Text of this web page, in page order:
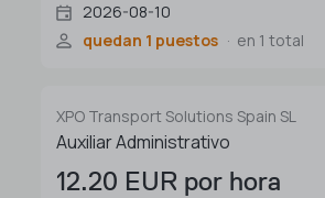
2026-08-10
quedan 1 puestos
en 1 total
XPO Transport Solutions Spain SL
Auxiliar Administrativo
12.20 EUR por hora